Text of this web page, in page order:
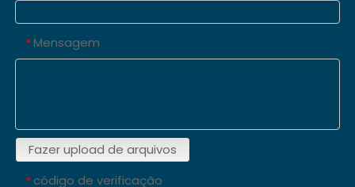
* Mensagem
Fazer upload de arquivos
* código de verificação